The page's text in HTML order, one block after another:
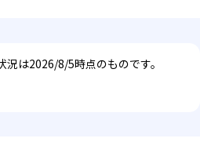
況は2026/8/5時点のものです。